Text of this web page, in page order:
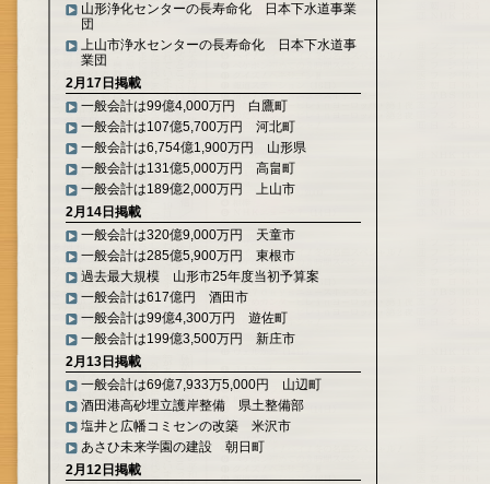
山形浄化センターの長寿命化 日本下水道事業
団
上山市浄水センターの長寿命化 日本下水道事
業団
2月17日掲載
一般会計は99億4,000万円 白鷹町
一般会計は107億5,700万円 河北町
一般会計は6,754億1,900万円 山形県
一般会計は131億5,000万円 高畠町
一般会計は189億2,000万円 上山市
2月14日掲載
一般会計は320億9,000万円 天童市
一般会計は285億5,900万円 東根市
過去最大規模 山形市25年度当初予算案
一般会計は617億円 酒田市
一般会計は99億4,300万円 遊佐町
一般会計は199億3,500万円 新庄市
2月13日掲載
一般会計は69億7,933万5,000円 山辺町
酒田港高砂埋立護岸整備 県土整備部
塩井と広幡コミセンの改築 米沢市
あさひ未来学園の建設 朝日町
2月12日掲載